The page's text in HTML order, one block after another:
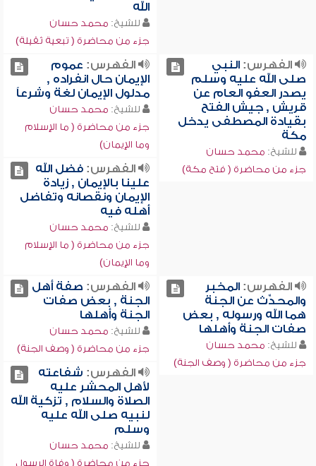
الله
للشيخ: محمد حسان
جزء من محاضرة ( تبعية ثقيلة)
الفهرس:النبي
صلى الله عليه وسلم
يصدر العفو العام عن
قريش , جيش الفتح
بقيادة المصطفى يدخل
مكة
للشيخ: محمد حسان
جزء من محاضرة ( فتح مكة)
الفهرس: عموم
الإيمان حال انفراده ,
مدلول الإيمان لغة وشرعاً
للشيخ: محمد حسان
جزء من محاضرة ( ما الإسلام
وما الإيمان)
الفهرس:فضل الله
علينا بالإيمان , زيادة
الإيمان ونقصانه وتفاضل
أهله فيه
للشيخ: محمد حسان
جزء من محاضرة ( ما الإسلام
وما الإيمان)
الفهرس:المخبر
والمحدِّث عن الجنة
هما الله ورسوله , بعض
صفات الجنة وأهلها
للشيخ: محمد حسان
جزء من محاضرة ( وصف الجنة)
الفهرس: صفة أهل
الجنة , بعض صفات
الجنة وأهلها
للشيخ: محمد حسان
جزء من محاضرة ( وصف الجنة)
الفهرس: شفاعته
لأهل المحشر عليه
الصلاة والسلام , تزكية الله
لنبيه صلى الله عليه
وسلم
للشيخ: محمد حسان
جزء من محاضرة ( وفاة الرسول